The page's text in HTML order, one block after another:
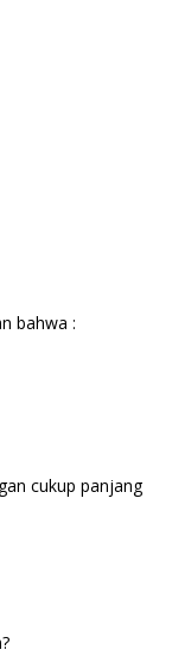
bahwa :
cukup panjang